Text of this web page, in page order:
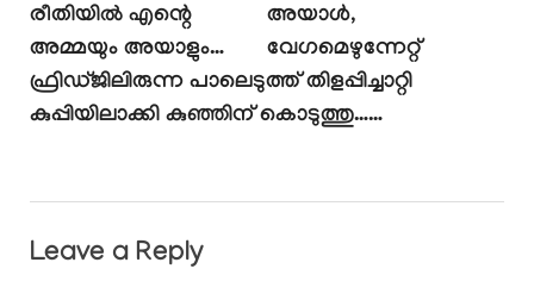
രീതിയിൽ എന്റെ
അമ്മയും അയാളും…
അയാൾ,
വേഗമെഴുന്നേറ്റ്
ഫ്രിഡ്ജിലിരുന്ന പാലെടുത്ത് തിളപ്പിച്ചാറ്റി
കുപ്പിയിലാക്കി കുഞ്ഞിന് കൊടുത്തു……
Leave a Reply